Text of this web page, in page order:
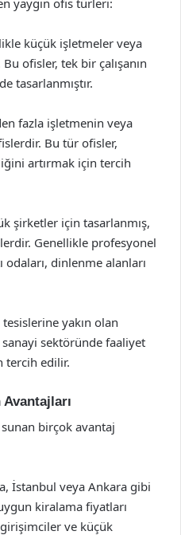
küçük işletmeler veya
ofisler, tek bir çalışanın
tasarlanmıştır.
fazla işletmenin veya
Bu tür ofisler,
artırmak için tercih
şirketler için tasarlanmış,
Genellikle profesyonel
dinlenme alanları
yakın olan
sektöründe faaliyet
tercih edilir.
sunan birçok avantaj
İstanbul veya Ankara gibi
kiralama fiyatları
ve küçük